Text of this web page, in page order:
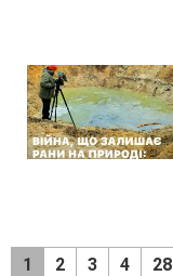
1 2 3 4 28